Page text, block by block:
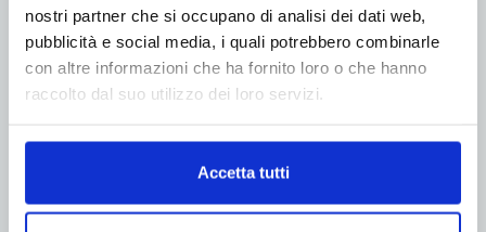
nostri partner che si occupano di analisi dei dati web,
pubblicità e social media, i quali potrebbero combinarle
con altre informazioni che ha fornito loro o che hanno
raccolto dal suo utilizzo dei loro servizi.
Accetta tutti
ADV